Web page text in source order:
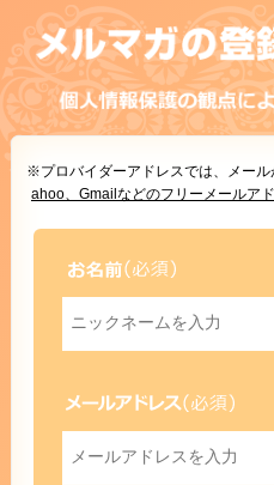
※プロバイダーアドレスでは、メール
ahoo、Gmailなどのフリーメールア